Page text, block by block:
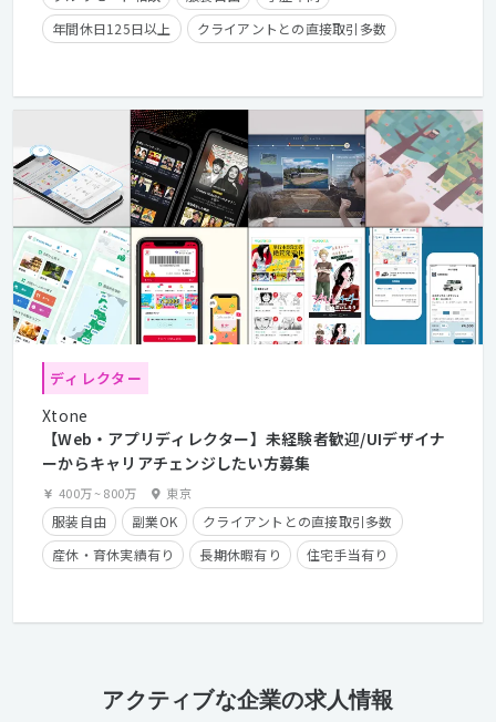
年間休日125日以上
クライアントとの直接取引多数
ディレクター
Xtone
【Web・アプリディレクター】未経験者歓迎/UIデザイナ
ーからキャリアチェンジしたい方募集
400万~800万 東京
服装自由 副業OK
クライアントとの直接取引多数
産休・育休実績有り
長期休暇有り
住宅手当有り
アクティブな企業の求人情報